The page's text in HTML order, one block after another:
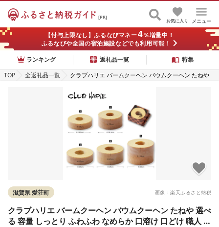
[PR]
メニュー
お気に入り
【付与上限なし】ふるなびマネー4％増量中！
ふるなびや全国の宿泊施設などでも利用可能！
ランキング
返礼品一覧
特集
TOP
全返礼品一覧
クラブハリエ バームクーヘン バウムクーヘン たねや
職人 こだわり 焼き菓子 スイーツ 洋菓子 デザート おや
つ ギフト 贈答 手土産 お土産 ご褒美 お歳暮 お中元 滋
賀 愛荘
画像：楽天ふるさと納税
滋賀県 愛荘町
クラブハリエ バームクーヘン バウムクーヘン たねや 選べ
る 容量 しっとり ふわふわ なめらか 口溶け 口どけ 職人 こ